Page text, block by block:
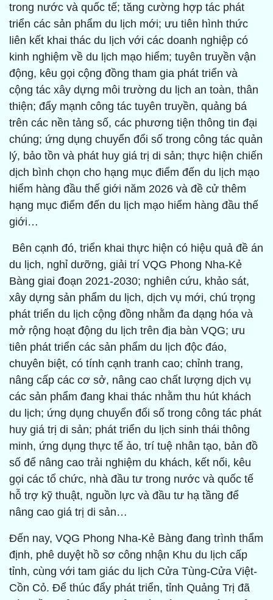
trong nước và quốc tế; tăng cường hợp tác phát
triển các sản phẩm du lịch mới; ưu tiên hình thức
liên kết khai thác du lịch với các doanh nghiệp có
kinh nghiệm về du lịch mạo hiểm; tuyên truyền vận
động, kêu gọi cộng đồng tham gia phát triển và
cộng tác xây dựng môi trường du lịch an toàn, thân
thiện; đẩy mạnh công tác tuyên truyền, quảng bá
trên các nền tảng số, các phương tiện thông tin đại
chúng; ứng dụng chuyển đổi số trong công tác quản
lý, bảo tồn và phát huy giá trị di sản; thực hiện chiến
dịch bình chọn cho hạng mục điểm đến du lịch mạo
hiểm hàng đầu thế giới năm 2026 và đề cử thêm
hạng mục điểm đến du lịch mạo hiểm hàng đầu thế
giới…
Bên cạnh đó, triển khai thực hiện có hiệu quả đề án
du lịch, nghỉ dưỡng, giải trí VQG Phong Nha-Kẻ
Bàng giai đoạn 2021-2030; nghiên cứu, khảo sát,
xây dựng sản phẩm du lịch, dịch vụ mới, chú trọng
phát triển du lịch cộng đồng nhằm đa dạng hóa và
mở rộng hoạt động du lịch trên địa bàn VQG; ưu
tiên phát triển các sản phẩm du lịch độc đáo,
chuyên biệt, có tính cạnh tranh cao; chỉnh trang,
nâng cấp các cơ sở, nâng cao chất lượng dịch vụ
các sản phẩm đang khai thác nhằm thu hút khách
du lịch; ứng dụng chuyển đổi số trong công tác phát
huy giá trị di sản; phát triển du lịch sinh thái thông
minh, ứng dụng thực tế ảo, trí tuệ nhân tạo, bản đồ
số để nâng cao trải nghiệm du khách, kết nối, kêu
gọi các tổ chức, nhà đầu tư trong nước và quốc tế
hỗ trợ kỹ thuật, nguồn lực và đầu tư hạ tầng để
nâng cao giá trị di sản…
Đến nay, VQG Phong Nha-Kẻ Bàng đang trình thẩm
định, phê duyệt hồ sơ công nhận Khu du lịch cấp
tỉnh, cùng với tam giác du lịch Cửa Tùng-Cửa Việt-
Cồn Cỏ. Để thúc đẩy phát triển, tỉnh Quảng Trị đã